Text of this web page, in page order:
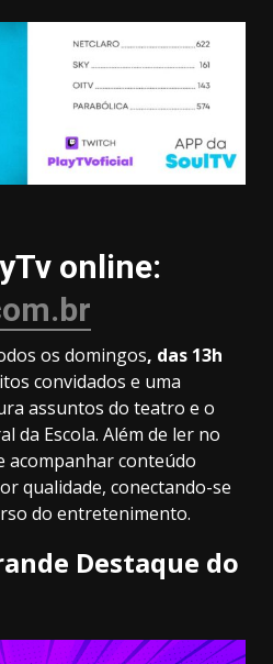
online:
os domingos, das 13h
convidados e uma
assuntos do teatro e o
da Escola. Além de ler no
acompanhar conteúdo
qualidade, conectando-se
do entretenimento.
Destaque do